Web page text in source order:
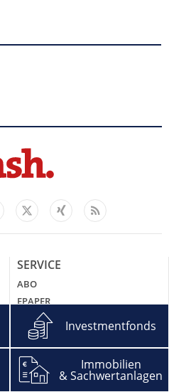
X
Xing Feed
SERVICE
ABO
EPAPER
AGB
DATENSCHUTZHINWEISE DER
CASH. MEDIA GROUP GMBH
IMPRESSUM
KONTAKT
Investmentfonds
Immobilien
& Sachwertanlagen